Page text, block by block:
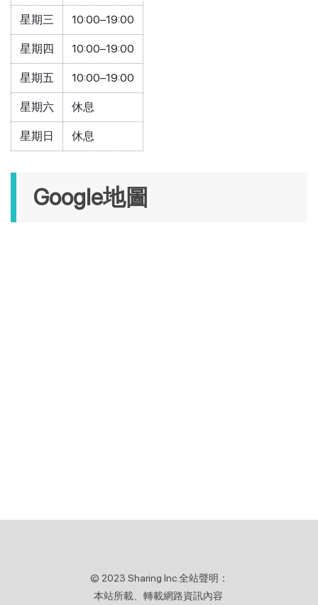
星期三 10:00–19:00
星期四 10:00–19:00
星期五 10:00–19:00
星期六 休息
星期日 休息
Google地圖
© 2023 Sharing Inc.全站聲明：
本站所載、轉載網路資訊內容